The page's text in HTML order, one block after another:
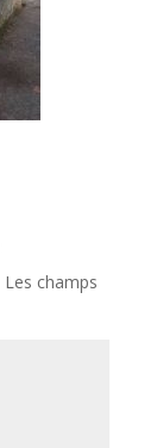
Les champs